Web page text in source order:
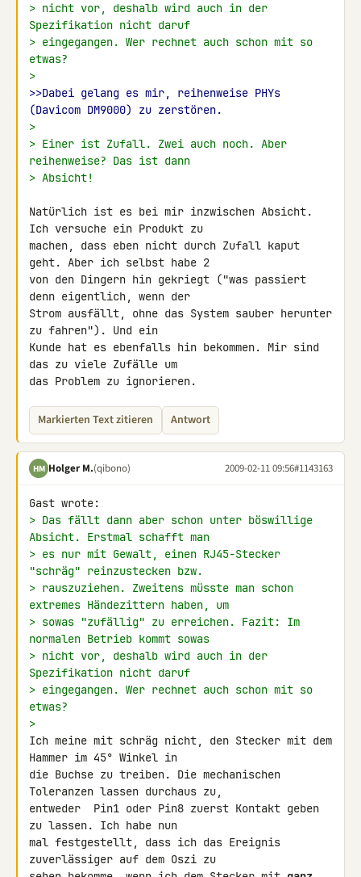
> nicht vor, deshalb wird auch in der
Spezifikation nicht daruf
> eingegangen. Wer rechnet auch schon mit so
etwas?
>
>>Dabei gelang es mir, reihenweise PHYs
(Davicom DM9000) zu zerstören.
>
> Einer ist Zufall. Zwei auch noch. Aber
reihenweise? Das ist dann
> Absicht!
Natürlich ist es bei mir inzwischen Absicht.
Ich versuche ein Produkt zu
machen, dass eben nicht durch Zufall kaput
geht. Aber ich selbst habe 2
von den Dingern hin gekriegt ("was passiert
denn eigentlich, wenn der
Strom ausfällt, ohne das System sauber herunter
zu fahren"). Und ein
Kunde hat es ebenfalls hin bekommen. Mir sind
das zu viele Zufälle um
das Problem zu ignorieren.
Markierten Text zitieren Antwort
HM Holger M.(qibono) 2009-02-11 09:56#1143163
> Das fällt dann aber schon unter böswillige
Absicht. Erstmal schafft man
> es nur mit Gewalt, einen RJ45-Stecker
"schräg" reinzustecken bzw.
> rauszuziehen. Zweitens müsste man schon
extremes Händezittern haben, um
> sowas "zufällig" zu erreichen. Fazit: Im
normalen Betrieb kommt sowas
> nicht vor, deshalb wird auch in der
Spezifikation nicht daruf
> eingegangen. Wer rechnet auch schon mit so
etwas?
>
Ich meine mit schräg nicht, den Stecker mit dem
Hammer im 45° Winkel in
die Buchse zu treiben. Die mechanischen
Toleranzen lassen durchaus zu,
entweder  Pin1 oder Pin8 zuerst Kontakt geben
zu lassen. Ich habe nun
mal festgestellt, dass ich das Ereignis
zuverlässiger auf dem Oszi zu